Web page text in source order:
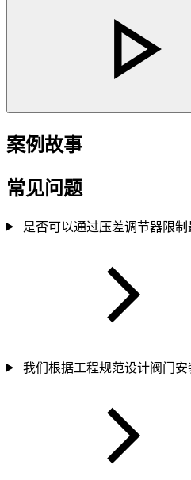
案例故事
常见问题
是否可以通过压差调节器限制
我们根据工程规范设计阀门安